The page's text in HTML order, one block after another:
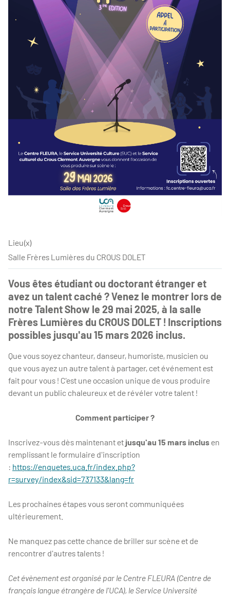
Lieu(x)
Salle Frères Lumières du CROUS DOLET
Vous êtes étudiant ou doctorant étranger et
avez un talent caché ? Venez le montrer lors de
notre Talent Show le 29 mai 2025, à la salle
Frères Lumières du CROUS DOLET ! Inscriptions
possibles jusqu'au 15 mars 2026 inclus.
Que vous soyez chanteur, danseur, humoriste, musicien ou
que vous ayez un autre talent à partager, cet événement est
fait pour vous ! C'est une occasion unique de vous produire
devant un public chaleureux et de révéler votre talent !
Comment participer ?
Inscrivez-vous dès maintenant et jusqu'au 15 mars inclusen
remplissant le formulaire d'inscription
: https://enquetes.uca.fr/index.php?
r=survey/index&sid=737133&lang=fr
Les prochaines étapes vous seront communiquées
ultérieurement.
Ne manquez pas cette chance de briller sur scène et de
rencontrer d'autres talents !
Cet évènement est organisé par le Centre FLEURA (Centre de
français langue étrangère de l'UCA), le Service Université